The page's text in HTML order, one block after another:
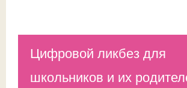
Цифровой ликбез для
школьников и их